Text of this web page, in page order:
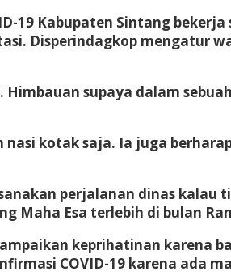
Kabupaten Sintang
Disperindagkop mengatur
supaya dalam
kotak saja. Ia juga
perjalanan dinas
Maha Esa terlebih di bulan
keprihatinan karena
COVID-19 karena ada